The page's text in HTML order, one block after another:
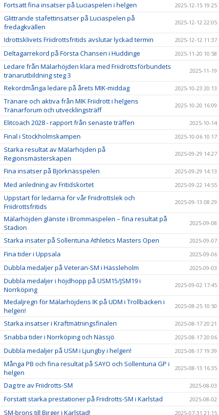
Fortsatt fina insatser på Luciaspelen i helgen 2025-12-15 19:25
Glittrande stafettinsatser på Luciaspelen på
fredagkvällen
2025-12-12 22:05
Idrottsklivets Friidrottsfritids avslutar lyckad termin 2025-12-12 11:37
Deltagarrekord på Första Chansen i Huddinge 2025-11-20 10:58
Ledare från Mälarhöjden klara med Friidrottsförbundets
tränarutbildning steg 3
2025-11-19
Rekordmånga ledare på årets MIK-middag 2025-10-23 20:13
Tränare och aktiva från MIK Friidrott i helgens
Tränarforum och utvecklingsträff
2025-10-20 16:09
Elitcoach 2028 - rapport från senaste träffen 2025-10-14
Final i Stockholmskampen 2025-10-06 10:17
Starka resultat av Mälarhöjden på
Regionsmästerskapen
2025-09-29 14:27
Fina insatser på Björknässpelen 2025-09-29 14:13
Med anledning av Fritidskortet 2025-09-22 14:55
Uppstart för ledarna för vår Friidrottslek och
Friidrottsfritids
2025-09-13 08:29
Mälarhöjden glänste i Brommaspelen – fina resultat på
Stadion
2025-09-08
Starka insater på Sollentuna Athletics Masters Open 2025-09-07
Fina tider i Uppsala 2025-09-06
Dubbla medaljer på Veteran-SM i Hässleholm 2025-09-03
Dubbla medaljer i höjdhopp på USM15/JSM19 i
Norrköping
2025-09-02 17:45
Medaljregn för Mälarhöjdens IK på UDM i Trollbäcken i
helgen!
2025-08-25 10:50
Starka insatser i Kraftmätningsfinalen 2025-08-17 20:21
Snabba tider i Norrköping och Nässjö 2025-08-17 20:06
Dubbla medaljer på USM i Ljungby i helgen! 2025-08-17 19:39
Många PB och fina resultat på SAYO och Sollentuna GP i
helgen
2025-08-13 16:35
Dag tre av Friidrotts-SM 2025-08-03
Forstatt starka prestationer på Friidrotts-SM i Karlstad 2025-08-02
SM-brons till Birger i Karlstad! 2025-07-31 21:15